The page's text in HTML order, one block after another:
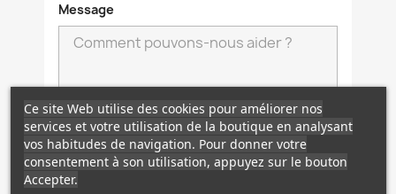
Message
J'accepte que vous utilisiez les données
fournies dans ce formulaire de contact.
Security check
Ce site Web utilise des cookies pour améliorer nos
services et votre utilisation de la boutique en analysant
vos habitudes de navigation. Pour donner votre
consentement à son utilisation, appuyez sur le bouton
Accepter.